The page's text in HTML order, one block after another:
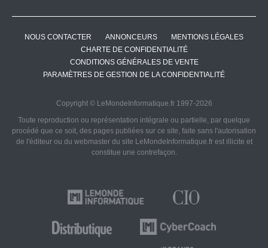
NOUS CONTACTER ANNONCEURS
MENTIONS LÉGALES
CHARTE DE CONFIDENTIALITÉ
CONDITIONS GÉNÉRALES DE VENTE
PARAMÈTRES DE GESTION DE LA CONFIDENTIALITÉ
Copyright © LeMondeInformatique.fr 1997-2026
Toute reproduction ou représentation intégrale ou partielle, par quelque
procédé que ce soit, des pages publiées sur ce site, faite sans l'autorisation
de l'éditeur ou du webmaster du site LeMondeInformatique.fr est illicite et
constitue une contrefaçon.